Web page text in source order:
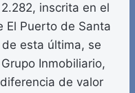
inscrita en el
El Puerto de Santa
esta última, se
Inmobiliario,
de valor